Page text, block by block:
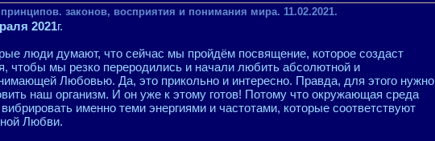
законов, восприятия и понимания мира. 11.02.2021.
2021г.
люди думают, что сейчас мы пройдём посвящение, которое создаст
чтобы мы резко переродились и начали любить абсолютной и
Любовью. Да, это прикольно и интересно. Правда, для этого нужно
наш организм. И он уже к этому готов! Потому что окружающая среда
именно теми энергиями и частотами, которые соответствуют
Любви.